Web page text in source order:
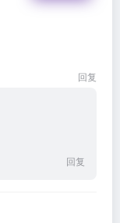
回复
回复